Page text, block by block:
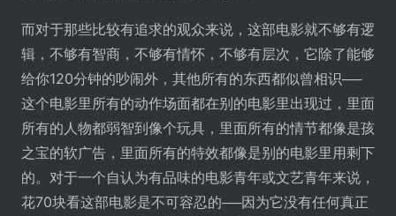
而对于那些比较有追求的观众来说，这部电影就不够有逻
辑，不够有智商，不够有情怀，不够有层次，它除了能够
给你120分钟的吵闹外，其他所有的东西都似曾相识──
这个电影里所有的动作场面都在别的电影里出现过，里面
所有的人物都弱智到像个玩具，里面所有的情节都像是孩
之宝的软广告，里面所有的特效都像是别的电影里用剩下
的。对于一个自认为有品味的电影青年或文艺青年来说，
花70块看这部电影是不可容忍的──因为它没有任何真正